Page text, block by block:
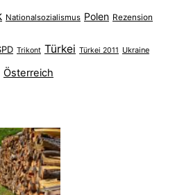
Nationalsozialismus Polen Rezension
Trikont Türkei Türkei 2011 Ukraine
Österreich